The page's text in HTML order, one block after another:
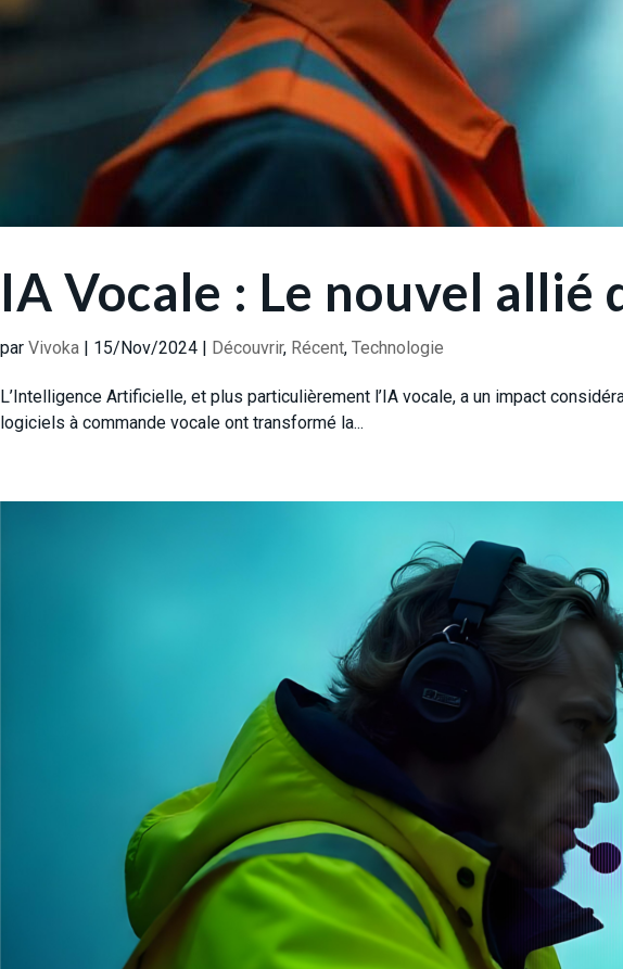
IA Vocale : Le nouvel allié
par Vivoka | 15/Nov/2024 | Découvrir, Récent, Technologie
L’Intelligence Artificielle, et plus particulièrement l’IA vocale, a un impact
logiciels à commande vocale ont transformé la...